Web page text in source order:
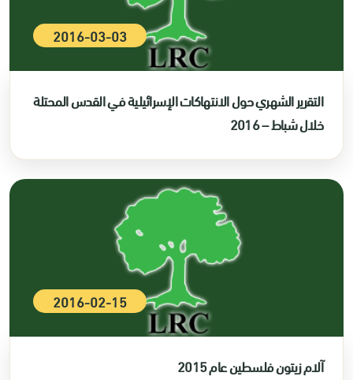
2016-03-03
التقرير الشهري حول الانتهاكات الإسرائيلية في القدس المحتلة
خلال شباط – 2016
2016-02-15
آلام زيتون فلسطين عام 2015